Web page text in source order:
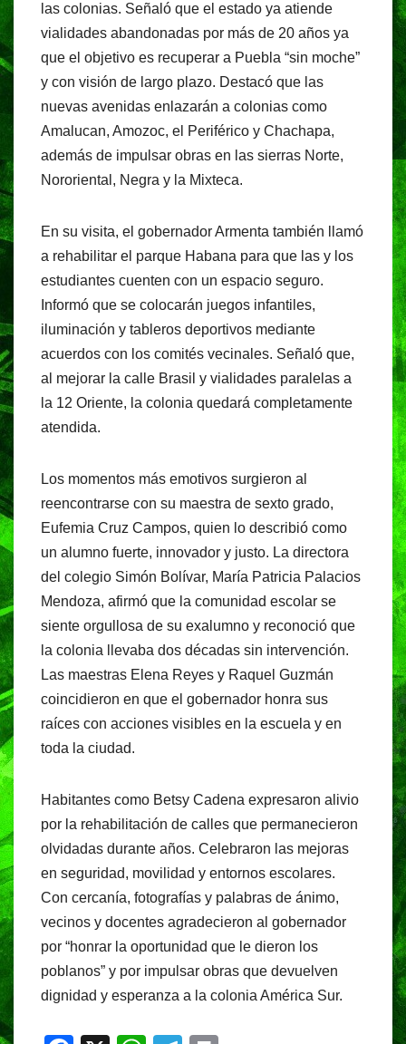
las colonias. Señaló que el estado ya atiende
vialidades abandonadas por más de 20 años ya
que el objetivo es recuperar a Puebla “sin moche”
y con visión de largo plazo. Destacó que las
nuevas avenidas enlazarán a colonias como
Amalucan, Amozoc, el Periférico y Chachapa,
además de impulsar obras en las sierras Norte,
Nororiental, Negra y la Mixteca.
En su visita, el gobernador Armenta también llamó
a rehabilitar el parque Habana para que las y los
estudiantes cuenten con un espacio seguro.
Informó que se colocarán juegos infantiles,
iluminación y tableros deportivos mediante
acuerdos con los comités vecinales. Señaló que,
al mejorar la calle Brasil y vialidades paralelas a
la 12 Oriente, la colonia quedará completamente
atendida.
Los momentos más emotivos surgieron al
reencontrarse con su maestra de sexto grado,
Eufemia Cruz Campos, quien lo describió como
un alumno fuerte, innovador y justo. La directora
del colegio Simón Bolívar, María Patricia Palacios
Mendoza, afirmó que la comunidad escolar se
siente orgullosa de su exalumno y reconoció que
la colonia llevaba dos décadas sin intervención.
Las maestras Elena Reyes y Raquel Guzmán
coincidieron en que el gobernador honra sus
raíces con acciones visibles en la escuela y en
toda la ciudad.
Habitantes como Betsy Cadena expresaron alivio
por la rehabilitación de calles que permanecieron
olvidadas durante años. Celebraron las mejoras
en seguridad, movilidad y entornos escolares.
Con cercanía, fotografías y palabras de ánimo,
vecinos y docentes agradecieron al gobernador
por “honrar la oportunidad que le dieron los
poblanos” y por impulsar obras que devuelven
dignidad y esperanza a la colonia América Sur.